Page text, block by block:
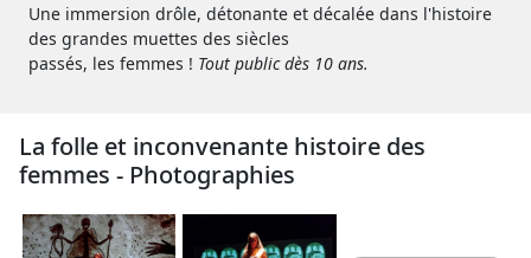
Une immersion drôle, détonante et décalée dans l'histoire
des grandes muettes des siècles
passés, les femmes ! Tout public dès 10 ans.
La folle et inconvenante histoire des
femmes - Photographies